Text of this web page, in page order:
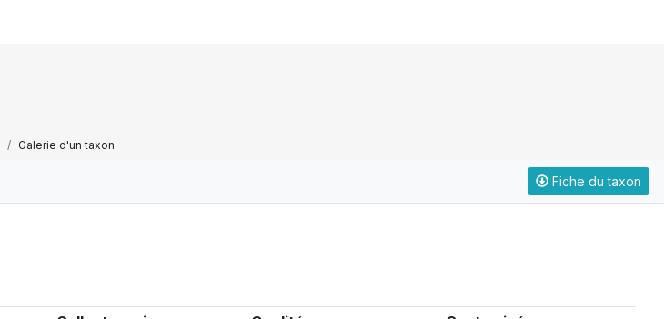
Galerie d'un taxon
Fiche du taxon